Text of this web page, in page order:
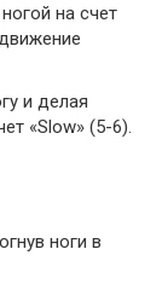
на счет
и делая
«Slow» (5-6).
ноги в